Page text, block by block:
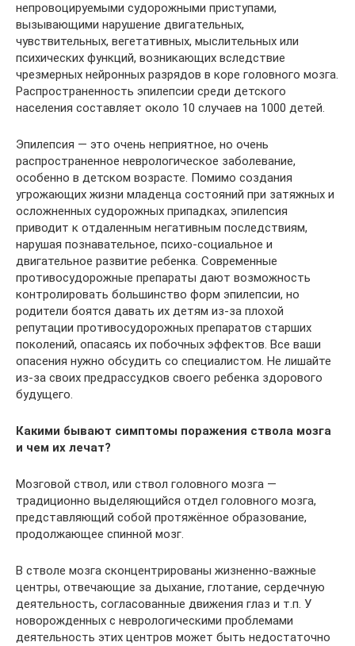
непровоцируемыми судорожными приступами,
вызывающими нарушение двигательных,
чувствительных, вегетативных, мыслительных или
психических функций, возникающих вследствие
чрезмерных нейронных разрядов в коре головного мозга.
Распространенность эпилепсии среди детского
населения составляет около 10 случаев на 1000 детей.
Эпилепсия — это очень неприятное, но очень
распространенное неврологическое заболевание,
особенно в детском возрасте. Помимо создания
угрожающих жизни младенца состояний при затяжных и
осложненных судорожных припадках, эпилепсия
приводит к отдаленным негативным последствиям,
нарушая познавательное, психо-социальное и
двигательное развитие ребенка. Современные
противосудорожные препараты дают возможность
контролировать большинство форм эпилепсии, но
родители боятся давать их детям из-за плохой
репутации противосудорожных препаратов старших
поколений, опасаясь их побочных эффектов. Все ваши
опасения нужно обсудить со специалистом. Не лишайте
из-за своих предрассудков своего ребенка здорового
будущего.
Какими бывают симптомы поражения ствола мозга
и чем их лечат?
Мозговой ствол, или ствол головного мозга —
традиционно выделяющийся отдел головного мозга,
представляющий собой протяжённое образование,
продолжающее спинной мозг.
В стволе мозга сконцентрированы жизненно-важные
центры, отвечающие за дыхание, глотание, сердечную
деятельность, согласованные движения глаз и т.п. У
новорожденных с неврологическими проблемами
деятельность этих центров может быть недостаточно